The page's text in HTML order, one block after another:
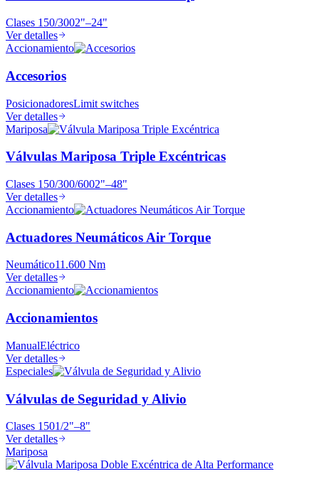
Clases 150/3002"–24"
Ver detalles
Accionamiento
Accesorios
PosicionadoresLimit switches
Ver detalles
Mariposa
Válvulas Mariposa Triple Excéntricas
Clases 150/300/6002"–48"
Ver detalles
Accionamiento
Actuadores Neumáticos Air Torque
Neumático11.600 Nm
Ver detalles
Accionamiento
Accionamientos
ManualEléctrico
Ver detalles
Especiales
Válvulas de Seguridad y Alivio
Clases 1501/2"–8"
Ver detalles
Mariposa